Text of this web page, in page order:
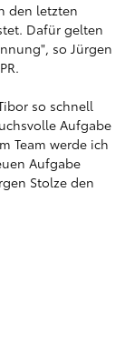
den letzten
Dafür gelten
so Jürgen
so schnell
Aufgabe
Team werde ich
Aufgabe
Stolze den